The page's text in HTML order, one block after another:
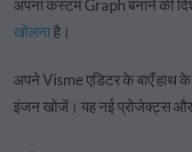
अपना कस्टम Graph बनाने की
खोलनाहै।
अपने Visme एडिटर के बाएँ हाथ
इंजन खोजें। यह नई प्रोजेक्ट्स और